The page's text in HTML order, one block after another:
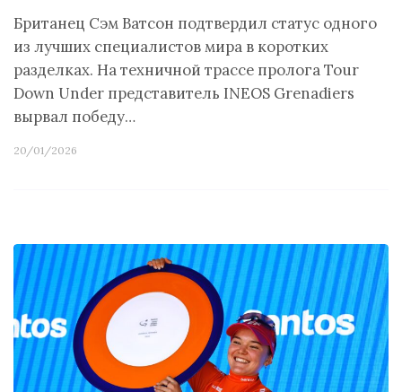
Британец Сэм Ватсон подтвердил статус одного
из лучших специалистов мира в коротких
разделках. На техничной трассе пролога Tour
Down Under представитель INEOS Grenadiers
вырвал победу…
20/01/2026